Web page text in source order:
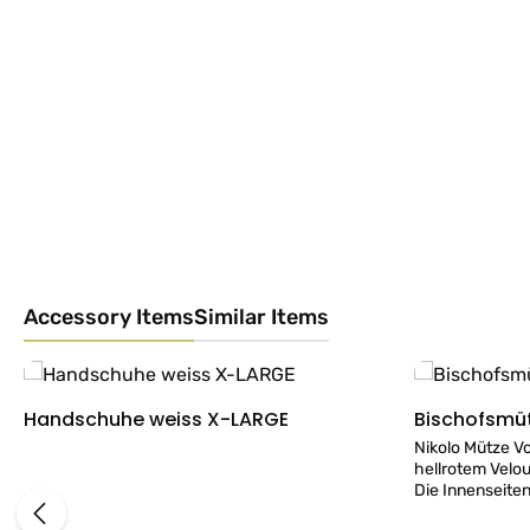
Accessory ItemsSimilar Items
Produktgalerie überspringen
Details
Handschuhe weiss X-LARGE
Nikolo Mütze
hellrotem
Die